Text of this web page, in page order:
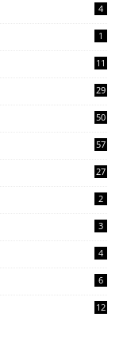
4
1
11
29
50
57
27
2
3
4
6
12